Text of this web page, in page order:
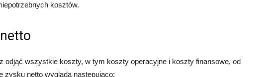
kosztów.
odjąć wszystkie koszty, w tym koszty operacyjne i koszty finansowe, od
zysku netto wygląda następująco: